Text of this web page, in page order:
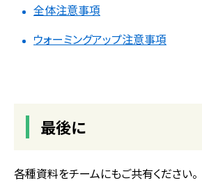
全体注意事項
ウォーミングアップ注意事項
最後に
各種資料をチームにもご共有ください。